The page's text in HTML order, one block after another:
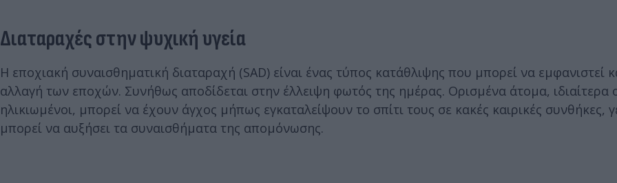
Διαταραχές στην ψυχική υγεία
Η εποχιακή συναισθηματική διαταραχή (SAD) είναι ένας τύπος κατάθλιψης που μπορεί να εμφανιστεί
αλλαγή των εποχών. Συνήθως αποδίδεται στην έλλειψη φωτός της ημέρας. Ορισμένα άτομα, ιδιαίτερα
ηλικιωμένοι, μπορεί να έχουν άγχος μήπως εγκαταλείψουν το σπίτι τους σε κακές καιρικές συνθήκες,
μπορεί να αυξήσει τα συναισθήματα της απομόνωσης.